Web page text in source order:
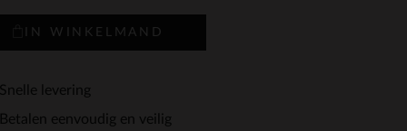
IN WINKELMAND
levering
eenvoudig en veilig